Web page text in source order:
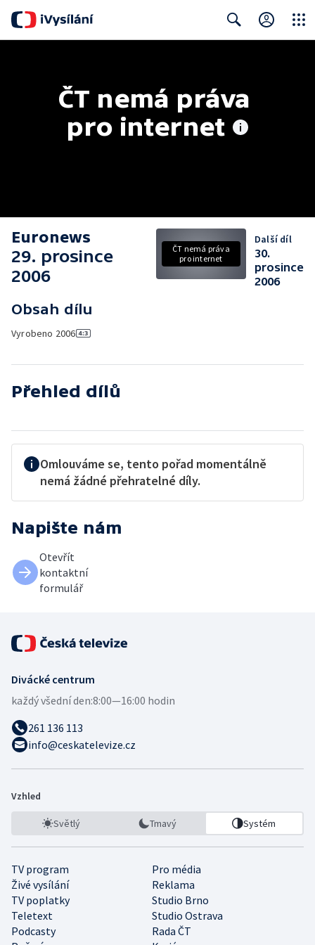
ČT nemá práva
pro internet
Euronews
29. prosince
2006
Obsah dílu
Vyrobeno 2006
ČT nemá práva
pro internet
Další díl
30.
prosince
2006
Přehled dílů
Omlouváme se, tento pořad momentálně
nemá žádné přehratelné díly.
Napište nám
Otevřít
kontaktní
formulář
Divácké centrum
každý všední den:8:00—16:00 hodin
261 136 113
info@ceskatelevize.cz
Vzhled
Světlý Tmavý Systém
TV program
Pro média
Živé vysílání
Reklama
TV poplatky
Studio Brno
Teletext
Studio Ostrava
Podcasty
Rada ČT